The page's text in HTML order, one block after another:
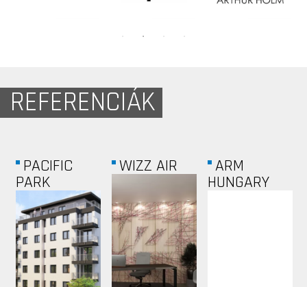
REFERENCIÁK
PACIFIC
PARK
WIZZ AIR
ARM
HUNGARY